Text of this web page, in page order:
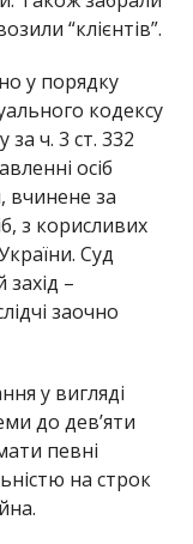
“клієнтів”.
у порядку
кодексу
ч. 3 ст. 332
осіб
вчинене за
з корисливих
Суд
–
заочно
у вигляді
до дев’яти
певні
на строк